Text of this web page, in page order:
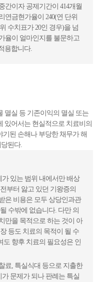
간이자 공제기간이 414개월
연금현가율이 240(연 단위
수치표가 20인 경우)을 넘
율이 얼마인지를 불문하고
용합니다.
멸실 등 기존이익의 멸실 또는
있어서는 현실적으로 치료비의
된 손해나 부당한 채무가 해
된다.
있는 범위 내에서만 배상
부터 앓고 있던 기왕증의
은 비용은 모두 상당인과관
수밖에 없습니다. 다만 의
만을 목적으로 하는 것이 아
등도 치료의 목적이 될 수
도 향후 치료의 필요성은 인
료, 특실식대 등으로 지출한
문제가 되나 판례는 특실